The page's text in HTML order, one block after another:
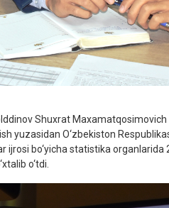
Shuxrat Maxamatqosimovich
yuzasidan O‘zbekiston
bo‘yicha statistika organlarida
o‘tdi.